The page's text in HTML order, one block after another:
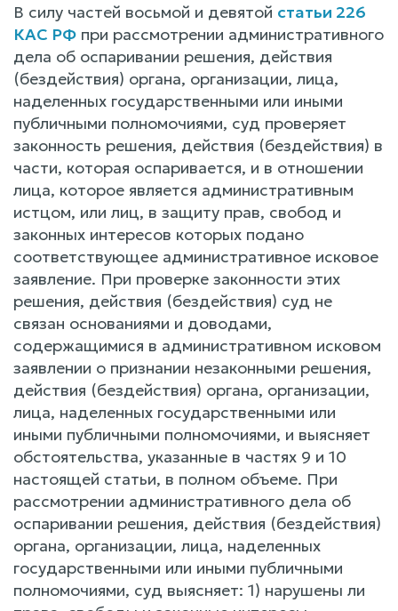
В силу частей восьмой и девятой статьи 226
КАС РФ при рассмотрении административного
дела об оспаривании решения, действия
(бездействия) органа, организации, лица,
наделенных государственными или иными
публичными полномочиями, суд проверяет
законность решения, действия (бездействия) в
части, которая оспаривается, и в отношении
лица, которое является административным
истцом, или лиц, в защиту прав, свобод и
законных интересов которых подано
соответствующее административное исковое
заявление. При проверке законности этих
решения, действия (бездействия) суд не
связан основаниями и доводами,
содержащимися в административном исковом
заявлении о признании незаконными решения,
действия (бездействия) органа, организации,
лица, наделенных государственными или
иными публичными полномочиями, и выясняет
обстоятельства, указанные в частях 9 и 10
настоящей статьи, в полном объеме. При
рассмотрении административного дела об
оспаривании решения, действия (бездействия)
органа, организации, лица, наделенных
государственными или иными публичными
полномочиями, суд выясняет: 1) нарушены ли